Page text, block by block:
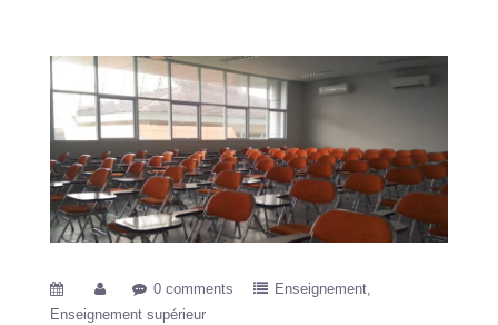
0 comments
Enseignement
Enseignement supérieur